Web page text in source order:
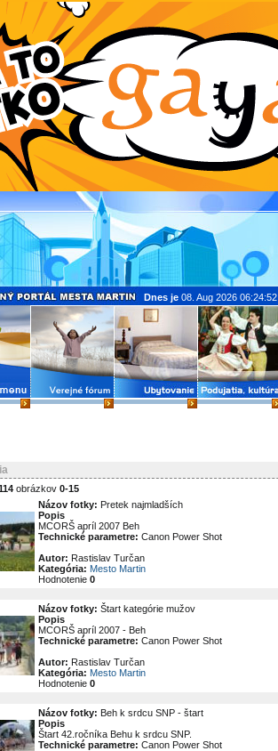
Dnes je 08. Aug 2026 06:24:52
obrázkov 0-15
Názov fotky: Pretek najmladších
Popis
MCORŠ apríl 2007 Beh
Technické parametre: Canon Power Shot
Autor: Rastislav Turčan
Kategória: Mesto Martin
Hodnotenie 0
Názov fotky: Štart kategórie mužov
Popis
MCORŠ apríl 2007 - Beh
Technické parametre: Canon Power Shot
Autor: Rastislav Turčan
Kategória: Mesto Martin
Hodnotenie 0
Názov fotky: Beh k srdcu SNP - štart
Popis
Štart 42.ročníka Behu k srdcu SNP.
Technické parametre: Canon Power Shot